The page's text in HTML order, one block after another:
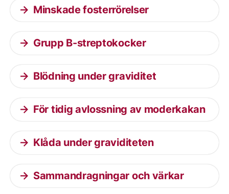
Minskade fosterrörelser
Grupp B-streptokocker
Blödning under graviditet
För tidig avlossning av moderkakan
Klåda under graviditeten
Sammandragningar och värkar